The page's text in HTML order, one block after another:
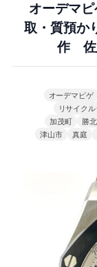
オーデマ
取・質預か
作
オーデマピゲ
リサイク
加茂町
勝
津山市
真庭